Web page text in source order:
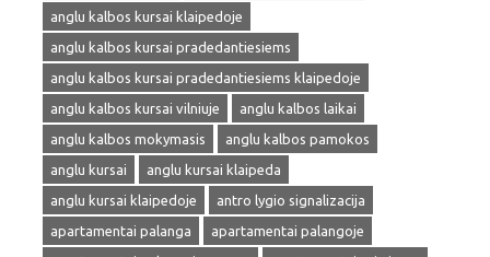
anglu kalbos kursai klaipedoje
anglu kalbos kursai pradedantiesiems
anglu kalbos kursai pradedantiesiems klaipedoje
anglu kalbos kursai vilniuje
anglu kalbos laikai
anglu kalbos mokymasis
anglu kalbos pamokos
anglu kursai
anglu kursai klaipeda
anglu kursai klaipedoje
antro lygio signalizacija
apartamentai palanga
apartamentai palangoje